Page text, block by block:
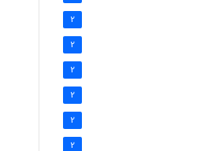
2
2
2
2
2
2